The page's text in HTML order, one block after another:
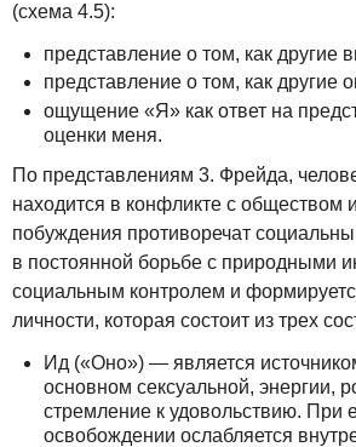
(схема 4.5):
представление о том, как другие
представление о том, как другие
ощущение «Я» как ответ на
оценки меня.
По представлениям 3. Фрейда,
находится в конфликте с обществом
побуждения противоречат
в постоянной борьбе с природными
социальным контролем и
личности, которая состоит из трех
Ид («Оно») — является
основном сексуальной, энергии,
стремление к удовольствию. При
освобождении ослабляется